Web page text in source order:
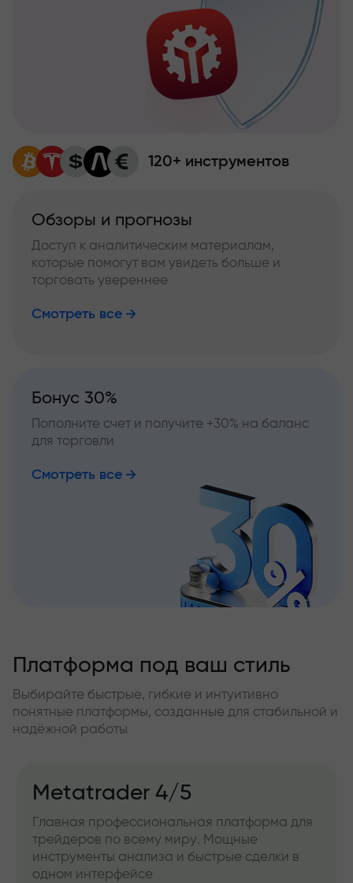
120+ инструментов
Обзоры и прогнозы
Доступ к аналитическим материалам,
которые помогут вам увидеть больше и
торговать увереннее
Смотреть все
Бонус 30%
Пополните счет и получите +30% на баланс
для торговли
Смотреть все
Платформа под ваш стиль
Выбирайте быстрые, гибкие и интуитивно
понятные платформы, созданные для стабильной и
надёжной работы
Metatrader 4/5
Главная профессиональная платформа для
трейдеров по всему миру. Мощные
инструменты анализа и быстрые сделки в
одном интерфейсе